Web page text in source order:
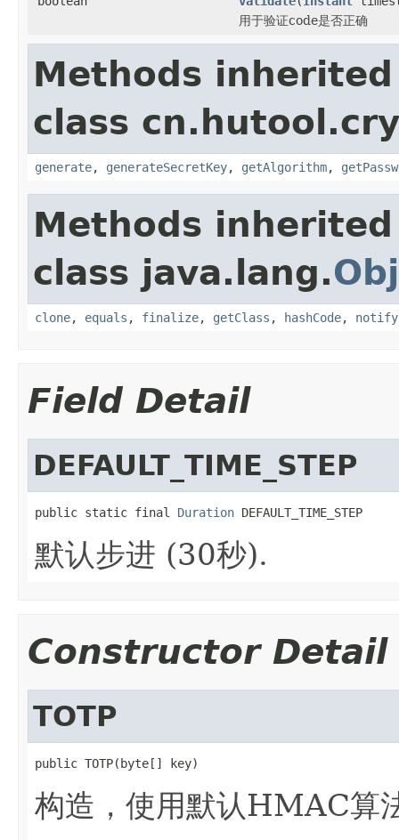
用于验证code是否正确
Methods
class
generate, generateSecretKey, getAlgorithm,
Methods
class java.lang.
clone, equals , finalize, getClass , hashCode, notify
Field Detail
DEFAULT_TIME_STEP
public static final Duration DEFAULT_TIME_STEP
默认步进 (30秒).
Constructor Detail
TOTP
public TOTP(byte[] key)
构造，使用默认HMAC